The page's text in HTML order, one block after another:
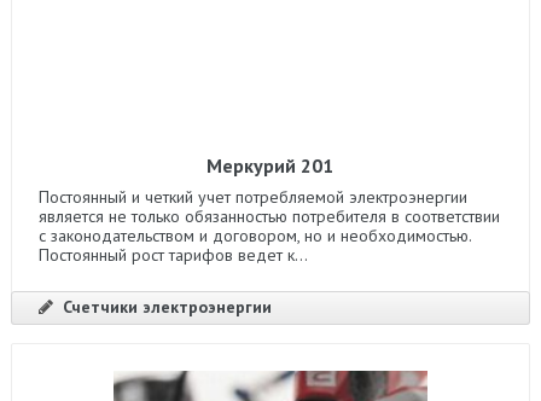
Меркурий 201
Постоянный и четкий учет потребляемой электроэнергии
является не только обязанностью потребителя в соответствии
с законодательством и договором, но и необходимостью.
Постоянный рост тарифов ведет к...
Счетчики электроэнергии